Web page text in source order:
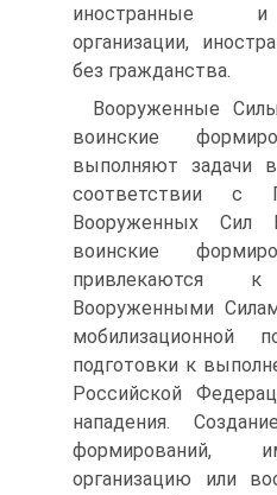
иностранные и
организации,
без гражданства.
Вооруженные
воинские
выполняют задачи
соответствии с
Вооруженных Сил
воинские
привлекаются
Вооруженными
мобилизационной
подготовки к
Российской
нападения.
формирований,
организацию или